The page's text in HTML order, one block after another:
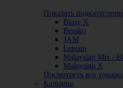
Показать подкатегории
Blaze X
Brusko
JAM
Leteam
Malaysian Mix /
Malaysian X
Посмотреть все товары
Кальяны